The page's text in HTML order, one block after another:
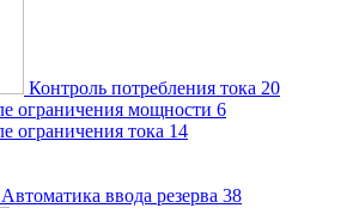
Контроль потребления тока 20
ограничения мощности 6
ограничения тока 14
Автоматика ввода резерва 38